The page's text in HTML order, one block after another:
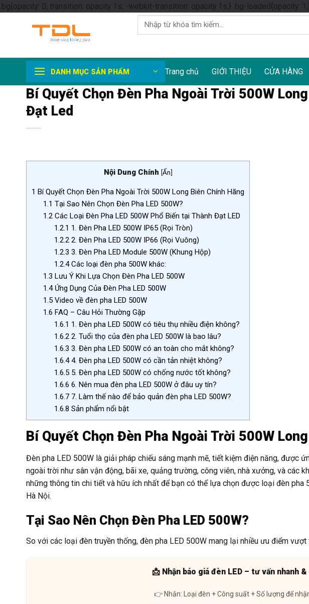
.bg{opacity: 0; transition: opacity 1s; -webkit-transition: opacity 1s;} .bg-loaded{opacity:
Tìm
kiếm:
DANH MỤC SẢN PHẨM Trang chủ GIỚI THIỆU CỬA HÀNG
Bí Quyết Chọn Đèn Pha Ngoài Trời 500W
Đạt Led
Nội Dung Chính [Ẩn]
1 Bí Quyết Chọn Đèn Pha Ngoài Trời 500W Long Biên Chính Hãng
1.1 Tại Sao Nên Chọn Đèn Pha LED 500W?
1.2Các Loại Đèn Pha LED 500W Phổ Biến tại Thành Đạt LED
1.2.1 1. Đèn Pha LED 500W IP65 (Rọi Tròn)
1.2.2 2. Đèn Pha LED 500W IP66 (Rọi Vuông)
1.2.3 3. Đèn Pha LED Module 500W (Khung Hộp)
1.2.4Các loại đèn pha 500W khác:
1.3 Lưu Ý Khi Lựa Chọn Đèn Pha LED 500W
1.4Ứng Dụng Của Đèn Pha LED 500W
1.5Video về đèn pha LED 500W
1.6 FAQ – Câu Hỏi Thường Gặp
1.6.1 1. Đèn pha LED 500W có tiêu thụ nhiều điện không?
1.6.2 2. Tuổi thọ của đèn pha LED 500W là bao lâu?
1.6.3 3. Đèn pha LED 500W có an toàn cho mắt không?
1.6.44. Đèn pha LED 500W có cần tản nhiệt không?
1.6.5 5. Đèn pha LED 500W có chống nước tốt không?
1.6.6 6. Nên mua đèn pha LED 500W ở đâu uy tín?
1.6.7 7. Làm thế nào để bảo quản đèn pha LED 500W?
1.6.8 Sản phẩm nổi bật
Bí Quyết Chọn Đèn Pha Ngoài Trời 500W
Đèn pha LED 500W là giải pháp chiếu sáng mạnh mẽ, tiết kiệm điện năng, được
ngoài trời như sân vận động, bãi xe, quảng trường, công viên, nhà xưởng, và các
những thông tin chi tiết và hữu ích nhất để bạn có thể lựa chọn được loại đèn
Hà Nội.
Tại Sao Nên Chọn Đèn Pha LED 500W?
So với các loại đèn truyền thống, đèn pha LED 500W mang lại nhiều ưu điểm vượt
📩 Nhận báo giá đèn LED – tư vấn nhanh
👉 Nhắn: Loại đèn + Công suất + Số lượng để